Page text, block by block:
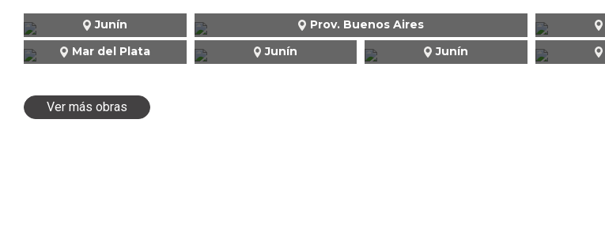
Junín Prov. Buenos Aires
Mar del Plata
Junín Junín
Ver más obras